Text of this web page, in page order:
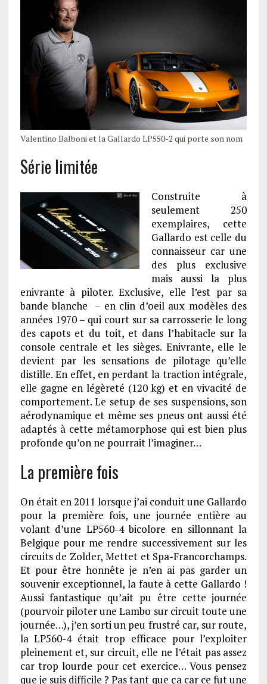
Valentino Balboni et la Gallardo LP550-2 qui porte son nom
Série limitée
Construite à
seulement 250
exemplaires, cette
Gallardo est celle du
connaisseur car une
des plus exclusive
mais aussi la plus
enivrante à piloter. Exclusive, elle l’est par sa
bande blanche – en clin d’oeil aux modèles des
années 1970 – qui court sur sa carrosserie le long
des capots et du toit, et dans l’habitacle sur la
console centrale et les sièges. Enivrante, elle le
devient par les sensations de pilotage qu’elle
distille. En effet, en perdant la traction intégrale,
elle gagne en légèreté (120 kg) et en vivacité de
comportement. Le setup de ses suspensions, son
aérodynamique et même ses pneus ont aussi été
adaptés à cette métamorphose qui est bien plus
profonde qu’on ne pourrait l’imaginer…
La première fois
On était en 2011 lorsque j’ai conduit une Gallardo
pour la première fois, une journée entière au
volant d’une LP560-4 bicolore en sillonnant la
Belgique pour me rendre successivement sur les
circuits de Zolder, Mettet et Spa-Francorchamps.
Et pour être honnête je n’en ai pas garder un
souvenir exceptionnel, la faute à cette Gallardo !
Aussi fantastique qu’ait pu être cette journée
(pourvoir piloter une Lambo sur circuit toute une
journée…), j’en sorti un peu frustré car, sur route,
la LP560-4 était trop efficace pour l’exploiter
pleinement et, sur circuit, elle ne l’était pas assez
car trop lourde pour cet exercice… Vous pensez
que je suis difficile ? Pas tant que ça car ce fut une